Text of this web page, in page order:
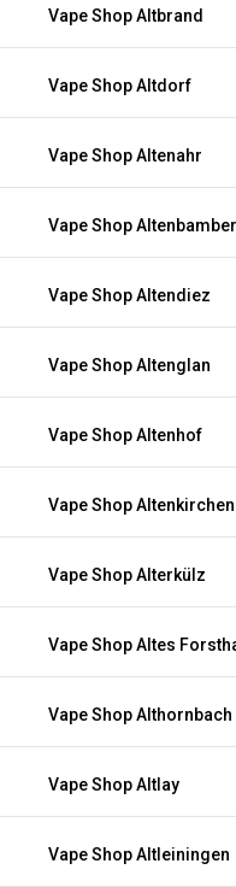
Vape Shop Altbrand
Vape Shop Altdorf
Vape Shop Altenahr
Vape Shop
Vape Shop Altendiez
Vape Shop Altenglan
Vape Shop Altenhof
Vape Shop Altenkirchen
Vape Shop Alterkülz
Vape Shop Altes
Vape Shop Althornbach
Vape Shop Altlay
Vape Shop Altleiningen